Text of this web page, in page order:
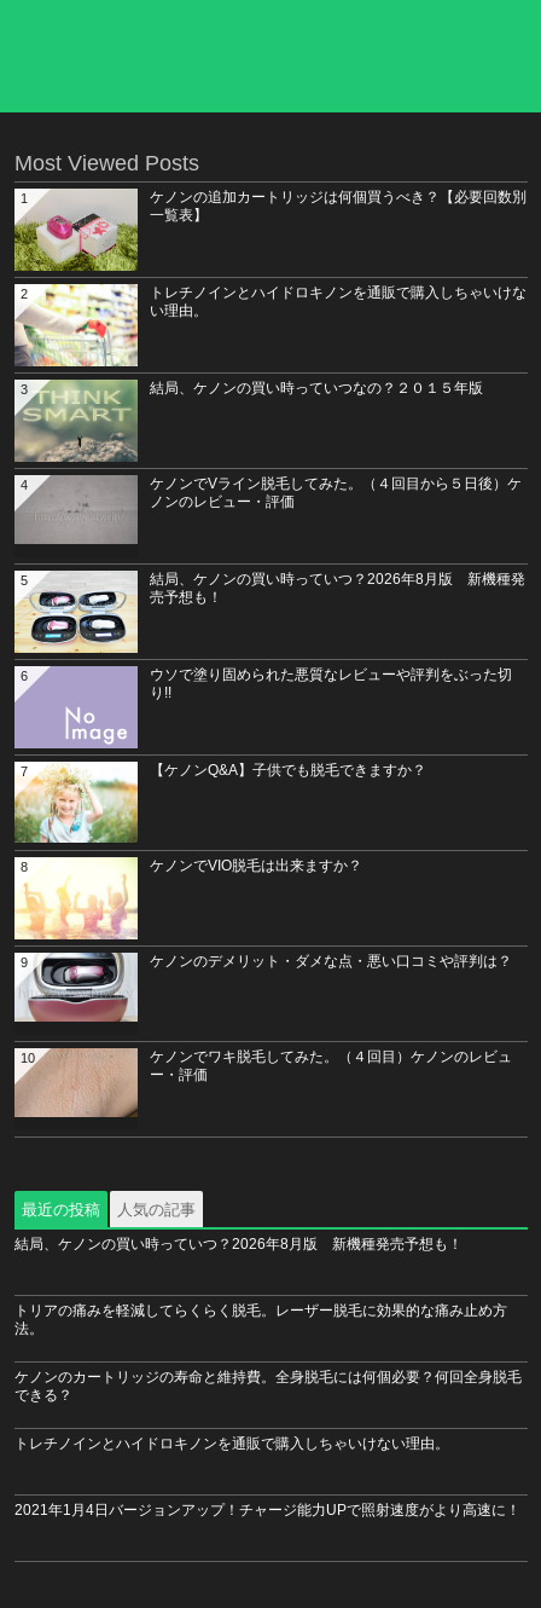
Most Viewed Posts
ケノンの追加カートリッジは何個買うべき？【必要回数別
一覧表】
1
トレチノインとハイドロキノンを通販で購入しちゃいけな
い理由。
2
結局、ケノンの買い時っていつなの？２０１５年版
3
ケノンでVライン脱毛してみた。（４回目から５日後）ケ
ノンのレビュー・評価
4
結局、ケノンの買い時っていつ？2026年8月版 新機種発
売予想も！
5
ウソで塗り固められた悪質なレビューや評判をぶった切
り!!
6
【ケノンQ&A】子供でも脱毛できますか？
7
ケノンでVIO脱毛は出来ますか？
8
ケノンのデメリット・ダメな点・悪い口コミや評判は？
9
ケノンでワキ脱毛してみた。（４回目）ケノンのレビュ
ー・評価
10
最近の投稿 人気の記事
結局、ケノンの買い時っていつ？2026年8月版 新機種発売予想も！
トリアの痛みを軽減してらくらく脱毛。レーザー脱毛に効果的な痛み止め方
法。
ケノンのカートリッジの寿命と維持費。全身脱毛には何個必要？何回全身脱毛
できる？
トレチノインとハイドロキノンを通販で購入しちゃいけない理由。
2021年1月4日バージョンアップ！チャージ能力UPで照射速度がより高速に！